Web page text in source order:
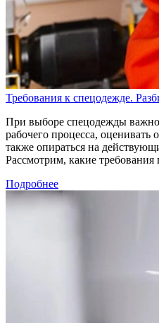
Требования к спецодежде.
При выборе спецодежды важно
рабочего процесса, оценивать
также опираться на
Рассмотрим, какие
Подробнее